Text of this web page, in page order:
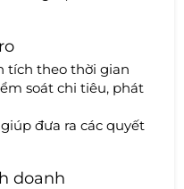
tích theo thời gian
soát chi tiêu, phát
đưa ra các quyết
doanh